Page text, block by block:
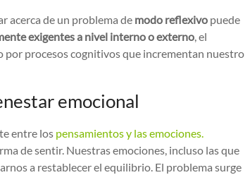
acerca de un problema de modo reflexivo puede
exigentes a nivel interno o externo, el
procesos cognitivos que incrementan nuestro
emocional
entre los pensamientos y las emociones.
de sentir. Nuestras emociones, incluso las que
a restablecer el equilibrio. El problema surge